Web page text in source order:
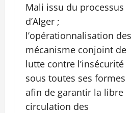
Mali issu du processus
d’Alger ;
l’opérationnalisation des
mécanisme conjoint de
lutte contre l’insécurité
sous toutes ses formes
afin de garantir la libre
circulation des